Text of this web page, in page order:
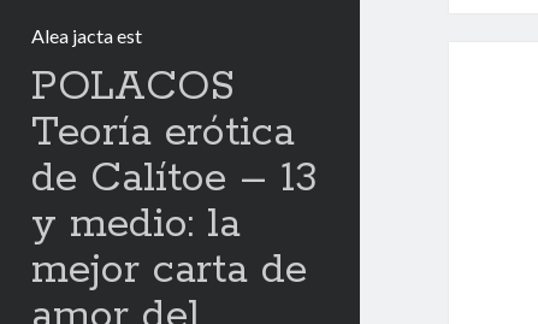
Alea jacta est
POLACOS
Teoría erótica
de Calítoe – 13
y medio: la
mejor carta de